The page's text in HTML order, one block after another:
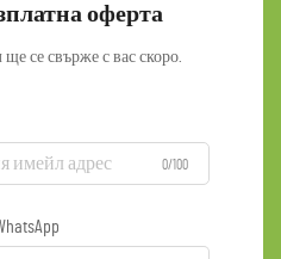
оферта
се свърже с вас скоро.
0/100